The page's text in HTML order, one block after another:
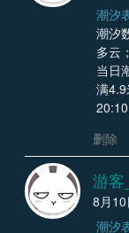
潮汐
潮汐
多云
当日
满
删除
游客
8月
潮汐